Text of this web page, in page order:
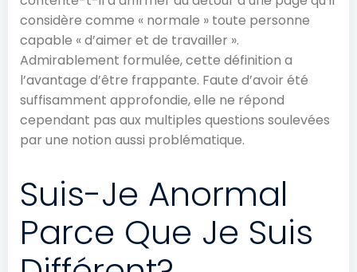
considère comme « normale » toute personne
capable « d’aimer et de travailler ».
Admirablement formulée, cette définition a
l’avantage d’être frappante. Faute d’avoir été
suffisamment approfondie, elle ne répond
cependant pas aux multiples questions soulevées
par une notion aussi problématique.
Suis-Je Anormal
Parce Que Je Suis